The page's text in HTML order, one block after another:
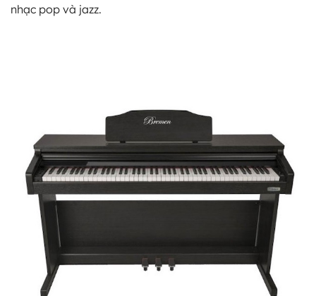
nhạc pop và jazz.